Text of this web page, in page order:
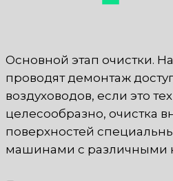
Основной этап очистки.
проводят демонтаж
воздуховодов, если это
целесообразно, очистка
поверхностей
машинами с различными